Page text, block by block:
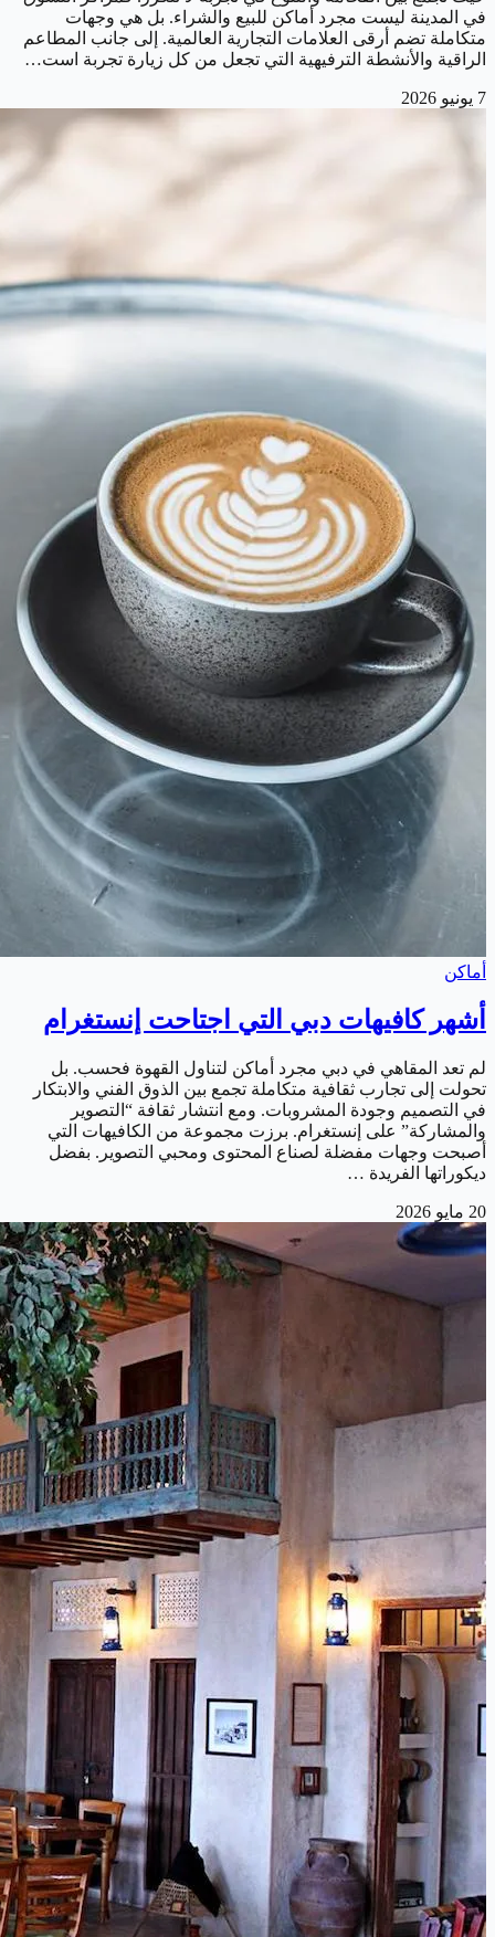
في المدينة ليست مجرد أماكن للبيع والشراء. بل هي وجهات
متكاملة تضم أرقى العلامات التجارية العالمية. إلى جانب المطاعم
الراقية والأنشطة الترفيهية التي تجعل من كل زيارة تجربة است…
7 يونيو 2026
أماكن
أشهر كافيهات دبي التي اجتاحت إنستغرام
لم تعد المقاهي في دبي مجرد أماكن لتناول القهوة فحسب. بل
تحولت إلى تجارب ثقافية متكاملة تجمع بين الذوق الفني والابتكار
في التصميم وجودة المشروبات. ومع انتشار ثقافة “التصوير
والمشاركة” على إنستغرام. برزت مجموعة من الكافيهات التي
أصبحت وجهات مفضلة لصناع المحتوى ومحبي التصوير. بفضل
ديكوراتها الفريدة …
20 مايو 2026